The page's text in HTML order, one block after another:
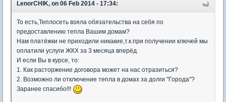
LenorCHIK, on 06 Feb 2014 - 17:34:
То есть,Теплосеть взяла обязательства на себя по
предоставлению тепла Вашим домам?
Нам платёжки не приходили никакие,т.к.при получении ключей мы
оплатили услуги ЖКХ за 3 месяца вперёд.
И если Вы в курсе, то:
1. Как расторжение договора может на нас отразиться?
2. Возможно ли отключение тепла в домах за долги "Города"?
Заранее спасибо!!!